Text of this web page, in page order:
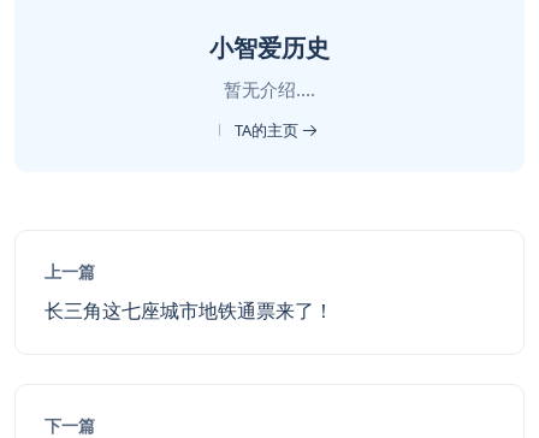
小智爱历史
暂无介绍....
TA的主页
上一篇
长三角这七座城市地铁通票来了！
下一篇